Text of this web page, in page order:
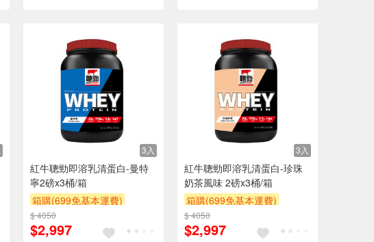
3入
紅牛聰勁即溶乳清蛋白-曼特
寧2磅x3桶/箱
箱購(699免基本運費)
贈OPENPOINT
$ 4050
$2,997
3入
紅牛聰勁即溶乳清蛋白-珍珠
奶茶風味 2磅x3桶/箱
箱購(699免基本運費)
贈OPENPOINT
$ 4050
$2,997